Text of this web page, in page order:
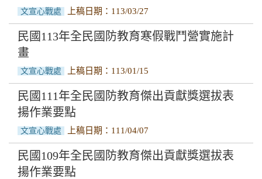
文宣心戰處 上稿日期：113/03/27
民國113年全民國防教育寒假戰鬥營實施計
畫
文宣心戰處 上稿日期：113/01/15
民國111年全民國防教育傑出貢獻獎選拔表
揚作業要點
文宣心戰處 上稿日期：111/04/07
民國109年全民國防教育傑出貢獻獎選拔表
揚作業要點